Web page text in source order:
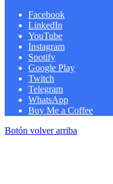
Facebook
LinkedIn
YouTube
Instagram
Spotify
Google Play
Twitch
Telegram
WhatsApp
Buy Me a Coffee
Botón volver arriba